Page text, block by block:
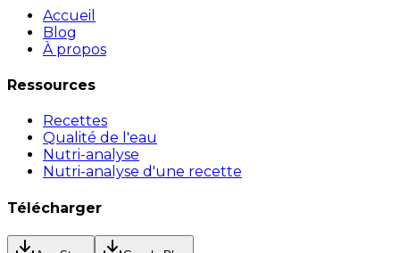
Accueil
Blog
À propos
Ressources
Recettes
Qualité de l'eau
Nutri-analyse
Nutri-analyse d'une recette
Télécharger